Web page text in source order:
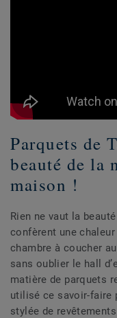
Parquets de
beauté de la
maison !
Rien ne vaut la
confèrent une
chambre à coucher
sans oublier le hall
matière de parquets
utilisé ce savoir-faire
stylée de